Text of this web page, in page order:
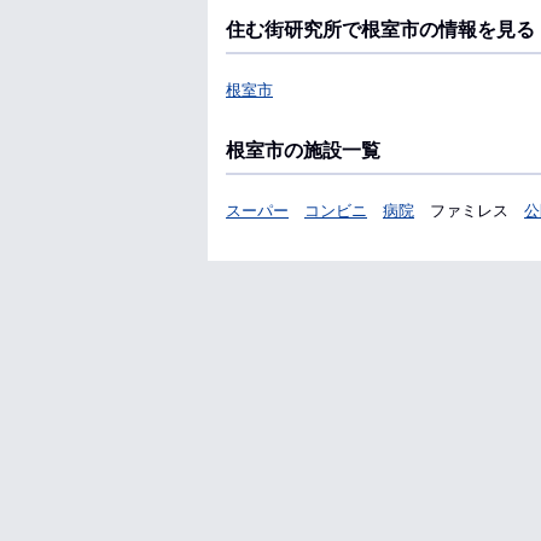
住む街研究所で根室市の情報を見る
根室市
根室市の施設一覧
スーパー コンビニ 病院 ファミレス